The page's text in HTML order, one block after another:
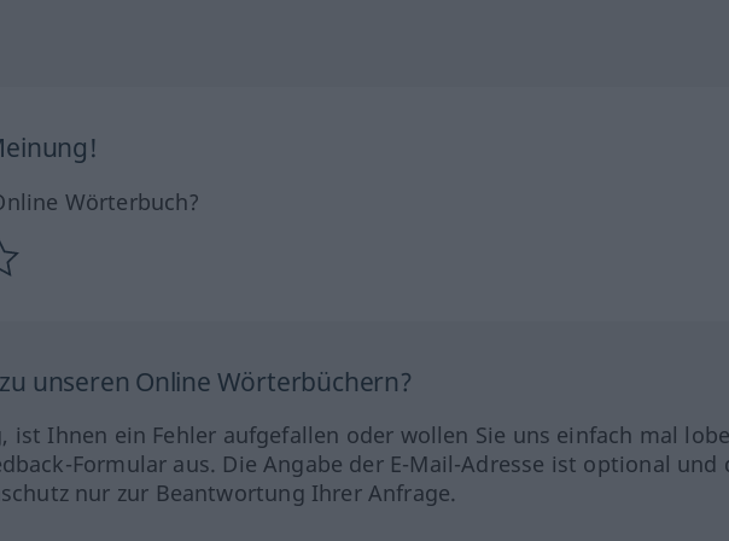
Wörterbuch?
unseren Online Wörterbüchern?
ist Ihnen ein Fehler aufgefallen oder wollen Sie uns einfach mal
Formular aus. Die Angabe der E-Mail-Adresse ist optional und
nur zur Beantwortung Ihrer Anfrage.